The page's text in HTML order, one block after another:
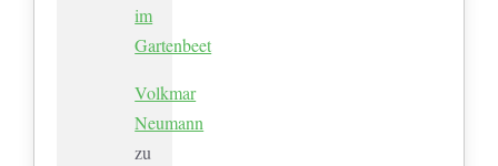
im
Gartenbeet
Volkmar
Neumann
zu